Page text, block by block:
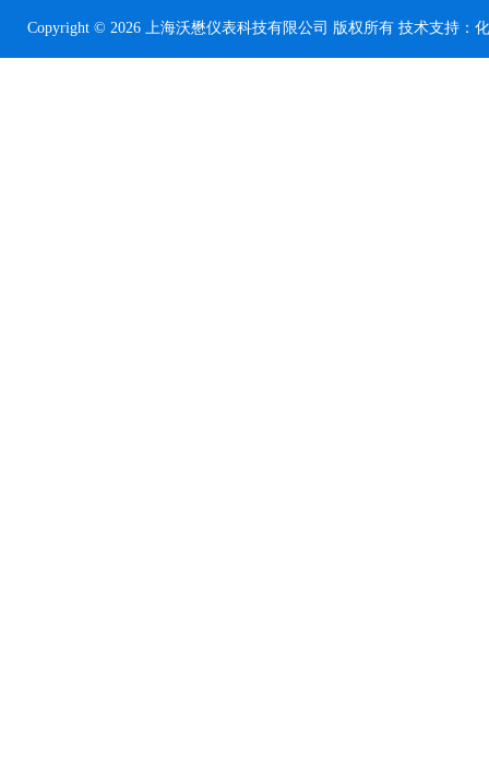
Copyright © 2026 上海沃懋仪表科技有限公司 版权所有 技术支持：